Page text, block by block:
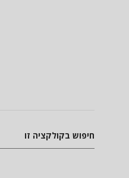
חיפוש בקולקציה זו